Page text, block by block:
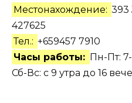
Местонахождение: 393
427625
Тел.: +659457 7910
Часы работы: Пн-Пт:
Сб-Вс: с 9 утра до 16